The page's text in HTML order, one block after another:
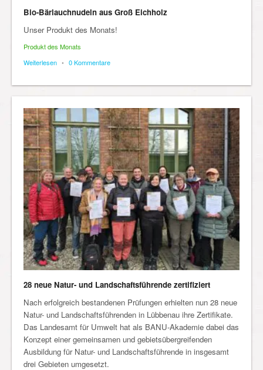
Bio-Bärlauchnudeln aus Groß Eichholz
Unser Produkt des Monats!
Produkt des Monats
Weiterlesen • 0 Kommentare
28 neue Natur- und Landschaftsführende zertifiziert
Nach erfolgreich bestandenen Prüfungen erhielten nun 28 neue
Natur- und Landschaftsführenden in Lübbenau ihre Zertifikate.
Das Landesamt für Umwelt hat als BANU-Akademie dabei das
Konzept einer gemeinsamen und gebietsübergreifenden
Ausbildung für Natur- und Landschaftsführende in insgesamt
drei Gebieten umgesetzt.